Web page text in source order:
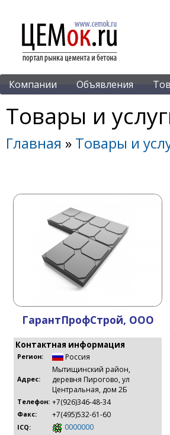
Компании Объявления
Товары и
Главная » Товары и
ГарантПрофСтрой, ООО
Контактная информация
Регион: Россия
Адрес:
Мытищинский район,
деревня Пирогово, ул
Центральная, дом 2Б
Телефон: +7(926)346-48-34
Факс: +7(495)532-61-60
ICQ: 0000000